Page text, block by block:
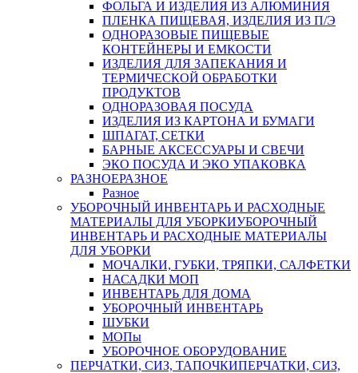
ФОЛЬГА И ИЗДЕЛИЯ ИЗ АЛЮМИНИЯ
ПЛЕНКА ПИЩЕВАЯ, ИЗДЕЛИЯ ИЗ П/Э
ОДНОРАЗОВЫЕ ПИЩЕВЫЕ
КОНТЕЙНЕРЫ И ЕМКОСТИ
ИЗДЕЛИЯ ДЛЯ ЗАПЕКАНИЯ И
ТЕРМИЧЕСКОЙ ОБРАБОТКИ
ПРОДУКТОВ
ОДНОРАЗОВАЯ ПОСУДА
ИЗДЕЛИЯ ИЗ КАРТОНА И БУМАГИ
ШПАГАТ, СЕТКИ
БАРНЫЕ АКСЕССУАРЫ И СВЕЧИ
ЭКО ПОСУДА И ЭКО УПАКОВКА
РАЗНОЕРАЗНОЕ
Разное
УБОРОЧНЫЙ ИНВЕНТАРЬ И РАСХОДНЫЕ
МАТЕРИАЛЫ ДЛЯ УБОРКИУБОРОЧНЫЙ
ИНВЕНТАРЬ И РАСХОДНЫЕ МАТЕРИАЛЫ
ДЛЯ УБОРКИ
МОЧАЛКИ, ГУБКИ, ТРЯПКИ, САЛФЕТКИ
НАСАДКИ МОП
ИНВЕНТАРЬ ДЛЯ ДОМА
УБОРОЧНЫЙ ИНВЕНТАРЬ
ШУБКИ
МОПы
УБОРОЧНОЕ ОБОРУДОВАНИЕ
ПЕРЧАТКИ, СИЗ, ТАПОЧКИПЕРЧАТКИ, СИЗ,